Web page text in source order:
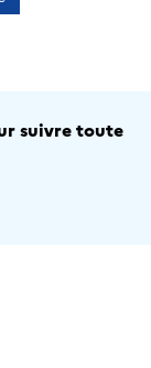
suivre toute